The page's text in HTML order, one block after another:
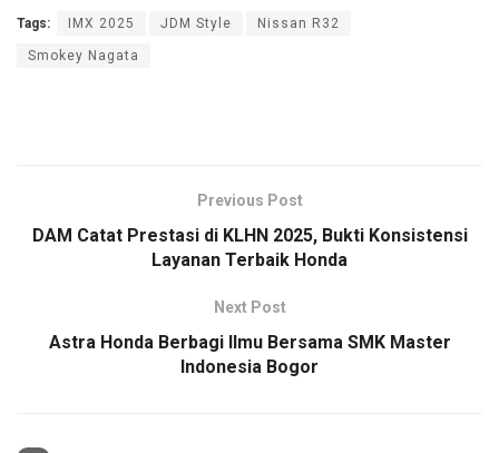
Tags: IMX 2025 JDM Style Nissan R32
Smokey Nagata
Previous Post
DAM Catat Prestasi di KLHN 2025, Bukti Konsistensi
Layanan Terbaik Honda
Next Post
Astra Honda Berbagi Ilmu Bersama SMK Master
Indonesia Bogor